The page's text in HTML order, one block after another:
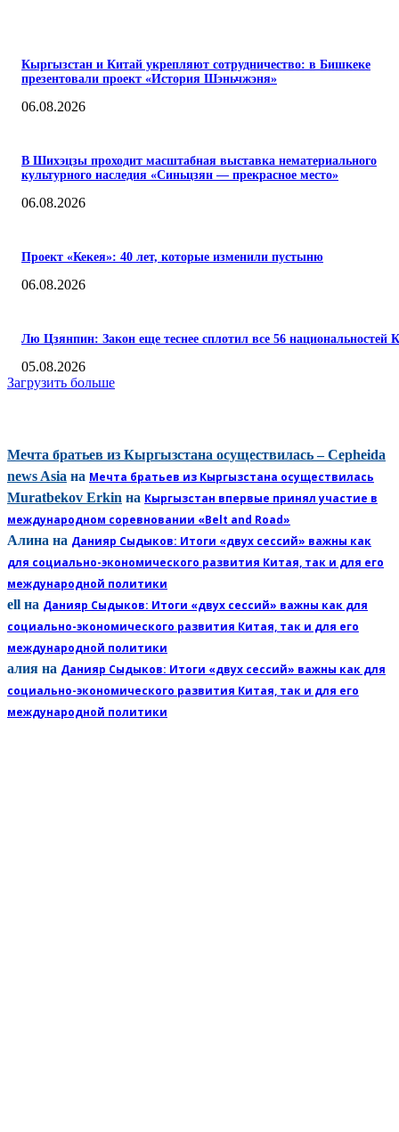
Кыргызстан и Китай укрепляют сотрудничество: в Бишкеке
презентовали проект «История Шэньчжэня»
06.08.2026
В Шихэцзы проходит масштабная выставка нематериального
культурного наследия «Синьцзян — прекрасное место»
06.08.2026
Проект «Кекея»: 40 лет, которые изменили пустыню
06.08.2026
Лю Цзянпин: Закон еще теснее сплотил все 56 национальностей
05.08.2026
Загрузить больше
Мечта братьев из Кыргызстана осуществилась – Cepheida
news Asia на Мечта братьев из Кыргызстана осуществилась
Muratbekov Erkin на Кыргызстан впервые принял участие в
международном соревновании «Belt and Road»
Алина на Данияр Сыдыков: Итоги «двух сессий» важны как
для социально-экономического развития Китая, так и для его
международной политики
ell на Данияр Сыдыков: Итоги «двух сессий» важны как для
социально-экономического развития Китая, так и для его
международной политики
алия на Данияр Сыдыков: Итоги «двух сессий» важны как для
социально-экономического развития Китая, так и для его
международной политики